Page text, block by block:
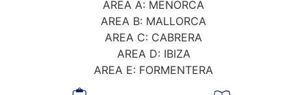
AREA A: MENORCA
AREA B: MALLORCA
AREA C: CABRERA
AREA D: IBIZA
AREA E: FORMENTERA